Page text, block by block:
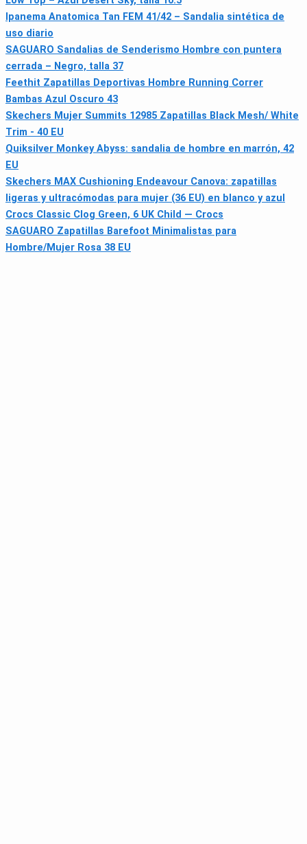
Ipanema Anatomica Tan FEM 41/42 – Sandalia sintética de
uso diario
SAGUARO Sandalias de Senderismo Hombre con puntera
cerrada – Negro, talla 37
Feethit Zapatillas Deportivas Hombre Running Correr
Bambas Azul Oscuro 43
Skechers Mujer Summits 12985 Zapatillas Black Mesh/ White
Trim - 40 EU
Quiksilver Monkey Abyss: sandalia de hombre en marrón, 42
EU
Skechers MAX Cushioning Endeavour Canova: zapatillas
ligeras y ultracómodas para mujer (36 EU) en blanco y azul
Crocs Classic Clog Green, 6 UK Child — Crocs
SAGUARO Zapatillas Barefoot Minimalistas para
Hombre/Mujer Rosa 38 EU